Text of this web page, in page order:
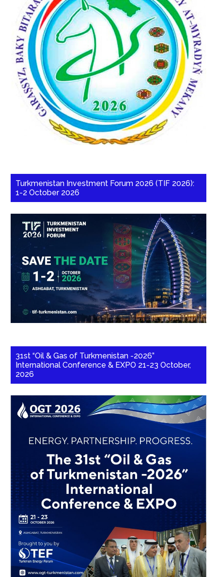
Turkmenistan Investment Forum 2026 (TIF 2026):
1-2 October 2026
31st “Oil & Gas of Turkmenistan -2026”
International Conference & EXPO 21-23 October,
2026